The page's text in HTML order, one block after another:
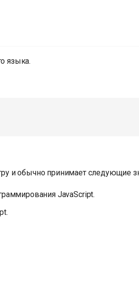
языка.
и обычно принимает следующие
JavaScript.